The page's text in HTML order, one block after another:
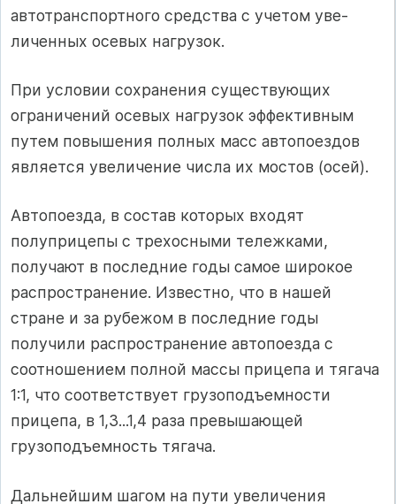
автотранспортного средства с учетом уве­
личенных осевых нагрузок.
При условии сохранения сущест­вующих
ограничений осевых нагрузок эффективным
путем повышения пол­ных масс автопоездов
является увеличение числа их мостов (осей).
Автопоезда, в состав которых вхо­дят
полуприцепы с трехосными тележ­ками,
получают в последние годы са­мое широкое
распространение. Известно, что в нашей
стране и за рубежом в последние годы
получили распространение автопоезда с
соотно­шением полной массы прицепа и тягача
1:1, что соответствует грузо­подъемности
прицепа, в 1,3...1,4 раза превышающей
грузоподъемность тя­гача.
Дальнейшим шагом на пути увели­чения